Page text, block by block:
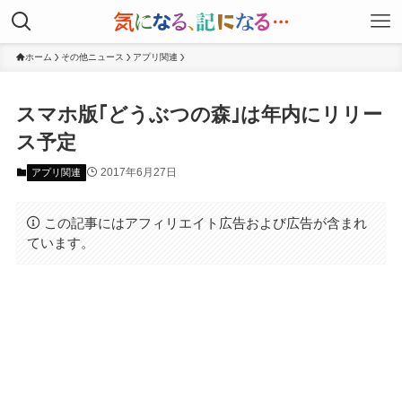
ホーム その他ニュース アプリ関連
スマホ版｢どうぶつの森｣は年内にリリー
ス予定
アプリ関連 2017年6月27日
この記事にはアフィリエイト広告および広告が含まれ
ています。